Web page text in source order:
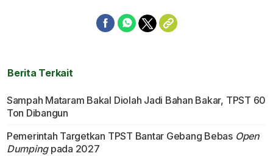
Berita Terkait
Sampah Mataram Bakal Diolah Jadi Bahan Bakar, TPST 60
Ton Dibangun
Pemerintah Targetkan TPST Bantar Gebang Bebas Open
Dumpingpada 2027